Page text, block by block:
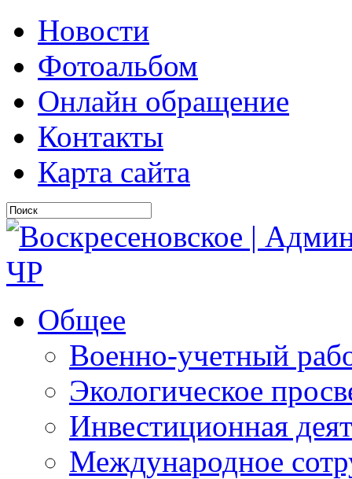
Новости
Фотоальбом
Онлайн обращение
Контакты
Карта сайта
Общее
Военно-учетный
Экологическое
Инвестиционная
Международное